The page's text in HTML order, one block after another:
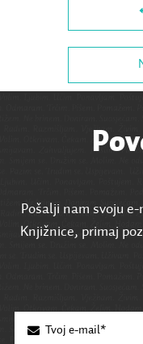
Pošalji nam svoju
Knjižnice, primaj